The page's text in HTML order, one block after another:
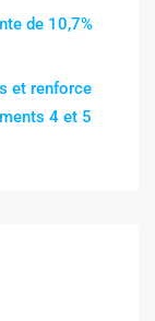
de 10,7%
et renforce
4 et 5